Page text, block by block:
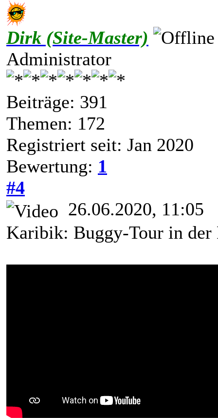
Dirk (Site-Master)
Administrator
Beiträge: 391
Themen: 172
Registriert seit: Jan 2020
Bewertung: 1
#4
26.06.2020, 11:05
Karibik: Buggy-Tour in